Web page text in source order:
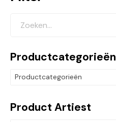
Productcategorieën
Productcategorieën
Product Artiest